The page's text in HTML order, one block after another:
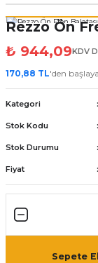
Rezzo Ön
₺ 944,09KDV
170,88 TL'den
Kategori
Stok Kodu
Stok Durumu
Fiyat
Sepete